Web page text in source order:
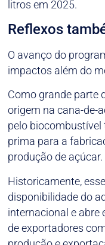
litros em 2025.
Reflexos
O avanço do
impactos além do
Como grande parte
origem na cana-de-
pelo
prima para a
produção de açúcar.
Historicamente,
disponibilidade do
internacional e
de exportadores